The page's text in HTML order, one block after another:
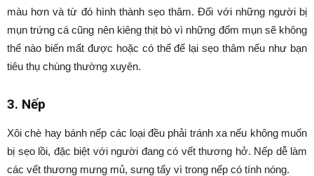
màu hơn và từ đó hình thành sẹo thâm. Đối với những người bị
mụn trứng cá cũng nên kiêng thịt bò vì những đốm mụn sẽ không
thể nào biến mất được hoặc có thể để lại sẹo thâm nếu như bạn
tiêu thụ chúng thường xuyên.
3. Nếp
Xôi chè hay bánh nếp các loại đều phải tránh xa nếu không muốn
bị sẹo lồi, đặc biệt với người đang có vết thương hở. Nếp dễ làm
các vết thương mưng mủ, sưng tấy vì trong nếp có tính nóng.